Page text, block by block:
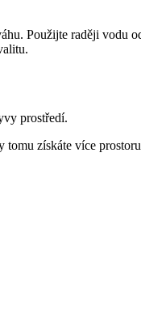
Použijte raději vodu
prostředí.
získáte více